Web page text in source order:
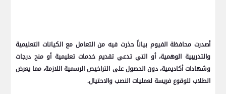
أصدرت محافظة الفيوم بياناً حذرت فيه من التعامل مع الكيانات التعليمية
والتدريبية الوهمية، أو التي تدعي تقديم خدمات تعليمية أو منح درجات
وشهادات أكاديمية، دون الحصول على التراخيص الرسمية اللازمة، مما يعرض
الطلاب للوقوع فريسة لعمليات النصب والاحتيال.